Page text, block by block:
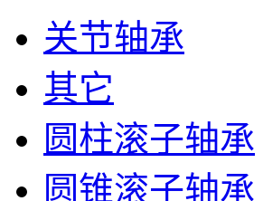
关节轴承
其它
圆柱滚子轴承
圆锥滚子轴承